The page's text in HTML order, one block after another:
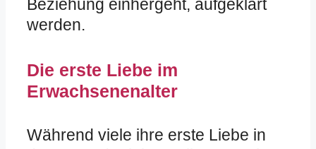
Beziehung einhergeht, aufgeklärt
werden.
Die erste Liebe im
Erwachsenenalter
Während viele ihre erste Liebe in